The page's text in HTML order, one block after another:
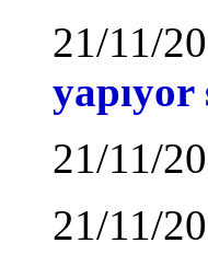
21/11/
yapıyor
21/11/
21/11/